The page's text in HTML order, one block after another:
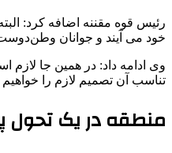
رئیس قوه مقننه اضافه کرد:
خود می آیند و جوانان
وی ادامه داد: در همین جا لازم
تناسب آن تصمیم لازم را
منطقه در یک